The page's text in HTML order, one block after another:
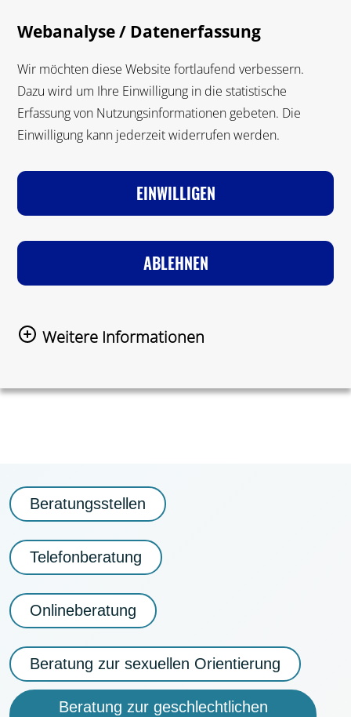
Webanalyse / Datenerfassung
Wir möchten diese Website fortlaufend verbessern.
Dazu wird um Ihre Einwilligung in die statistische
Erfassung von Nutzungsinformationen gebeten. Die
Einwilligung kann jederzeit widerrufen werden.
EINWILLIGEN
ABLEHNEN
Weitere Informationen
Suche
Zur Startseite
Beratung zur geschlechtlichen Identität
BERATUNG ZUR SEXUELLEN
Beratungsstellen
Telefonberatung
Onlineberatung
Beratung zur sexuellen Orientierung
Beratung zur geschlechtlichen